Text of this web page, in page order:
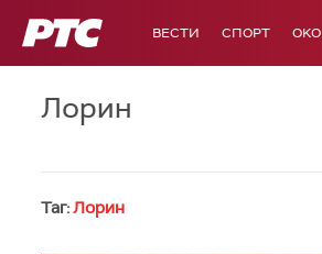
РТС ВЕСТИ СПОРТ OKO
Лорин
Таг:Лорин